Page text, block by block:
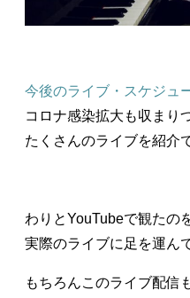
今後のライブ・スケジュ
コロナ感染拡大も収まり
たくさんのライブを紹介
わりとYouTubeで観たの
実際のライブに足を運ん
もちろんこのライブ配信